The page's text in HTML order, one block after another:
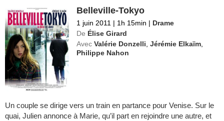
Belleville-Tokyo
1 juin 2011 | 1h 15min | Drame
De Élise Girard
Avec Valérie Donzelli ,Jérémie Elkaïm
Philippe Nahon
Un couple se dirige vers un train en partance pour Venise. Sur le
quai, Julien annonce à Marie, qu’il part en rejoindre une autre, et